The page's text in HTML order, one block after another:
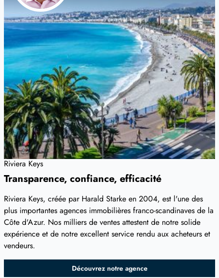
Riviera Keys
Transparence, confiance, efficacité
Riviera Keys, créée par Harald Starke en 2004, est l'une des
plus importantes agences immobilières franco-scandinaves de la
Côte d'Azur. Nos milliers de ventes attestent de notre solide
expérience et de notre excellent service rendu aux acheteurs et
vendeurs.
Découvrez notre agence